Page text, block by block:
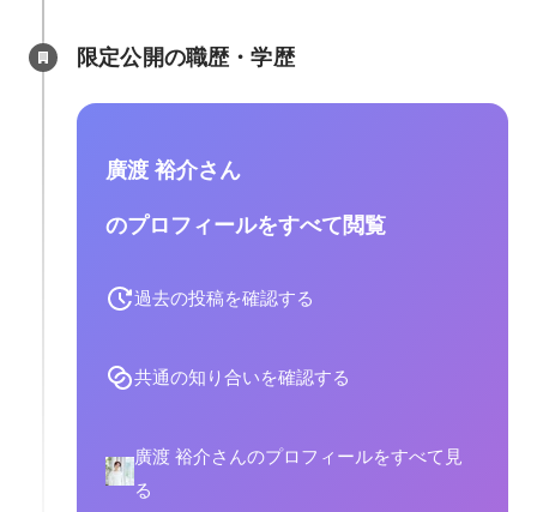
限定公開の職歴・学歴
廣渡 裕介さん
のプロフィールをすべて閲覧
過去の投稿を確認する
共通の知り合いを確認する
廣渡 裕介さんのプロフィールをすべて見
る